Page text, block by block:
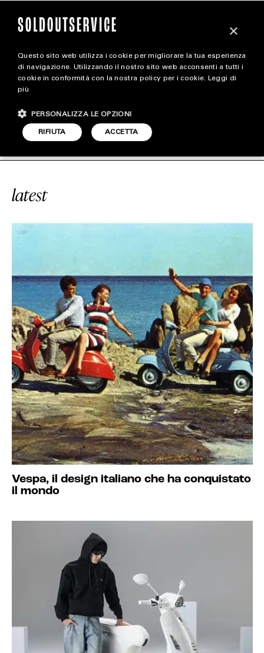
magazine
STYLE
FOOTWEAR
#PIAGGIO SOLDOUTSERVICE
latest
Vespa, il design italiano che ha conquistato
il mondo
×
Questo sito web utilizza i cookie per migliorare la tua esperienza
di navigazione. Utilizzando il nostro sito web acconsenti a tutti i
cookie in conformità con la nostra policy per i cookie. Leggi di
più
ACCETTA
RIFIUTA
PERSONALIZZA LE OPZIONI